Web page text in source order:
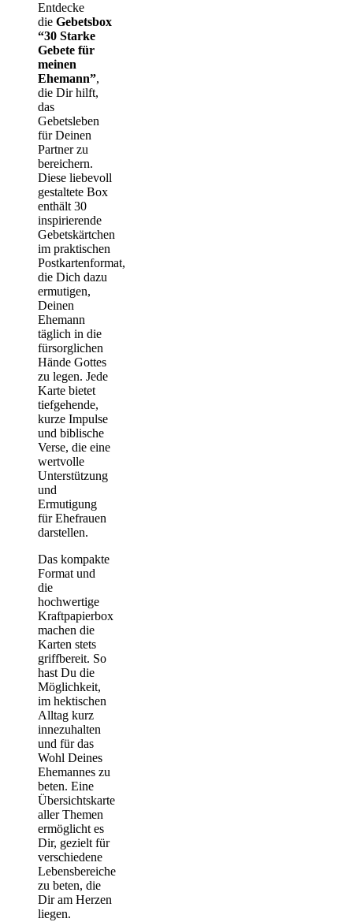
Entdecke
die Gebetsbox
“30 Starke
Gebete für
meinen
Ehemann”,
die Dir hilft,
das
Gebetsleben
für Deinen
Partner zu
bereichern.
Diese liebevoll
gestaltete Box
enthält 30
inspirierende
Gebetskärtchen
im praktischen
Postkartenformat,
die Dich dazu
ermutigen,
Deinen
Ehemann
täglich in die
fürsorglichen
Hände Gottes
zu legen. Jede
Karte bietet
tiefgehende,
kurze Impulse
und biblische
Verse, die eine
wertvolle
Unterstützung
und
Ermutigung
für Ehefrauen
darstellen.
Das kompakte
Format und
die
hochwertige
Kraftpapierbox
machen die
Karten stets
griffbereit. So
hast Du die
Möglichkeit,
im hektischen
Alltag kurz
innezuhalten
und für das
Wohl Deines
Ehemannes zu
beten. Eine
Übersichtskarte
aller Themen
ermöglicht es
Dir, gezielt für
verschiedene
Lebensbereiche
zu beten, die
Dir am Herzen
liegen.